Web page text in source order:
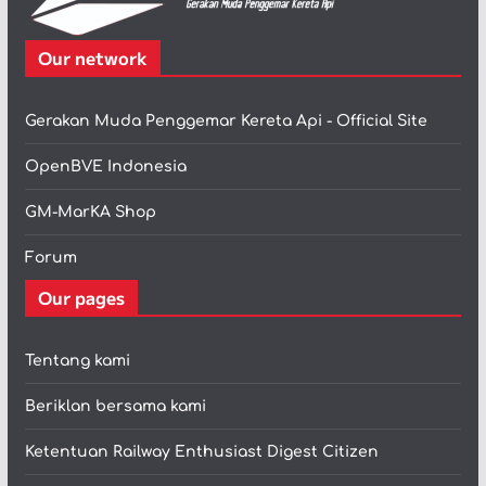
Our network
Gerakan Muda Penggemar Kereta Api - Official Site
OpenBVE Indonesia
GM-MarKA Shop
Forum
Our pages
Tentang kami
Beriklan bersama kami
Ketentuan Railway Enthusiast Digest Citizen